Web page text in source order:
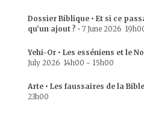
Dossier Biblique • Et si ce
qu’un ajout ? • 7 June 2026
Yehi-Or • Les esséniens et le
July 2026 14h00 - 15h00
Arte • Les faussaires de la Bible
23h00